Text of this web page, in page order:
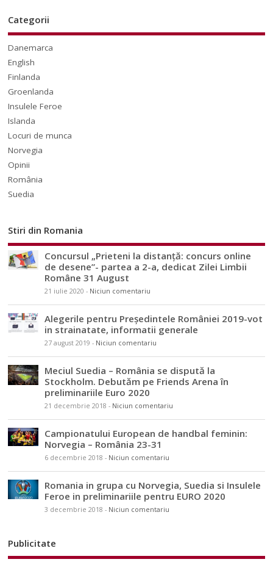
Categorii
Danemarca
English
Finlanda
Groenlanda
Insulele Feroe
Islanda
Locuri de munca
Norvegia
Opinii
România
Suedia
Stiri din Romania
Concursul „Prieteni la distanță: concurs online
de desene”- partea a 2-a, dedicat Zilei Limbii
Române 31 August
21 iulie 2020 - Niciun comentariu
Alegerile pentru Președintele României 2019-vot
in strainatate, informatii generale
27 august 2019 - Niciun comentariu
Meciul Suedia – România se dispută la
Stockholm. Debutăm pe Friends Arena în
preliminariile Euro 2020
21 decembrie 2018 - Niciun comentariu
Campionatului European de handbal feminin:
Norvegia – România 23-31
6 decembrie 2018 - Niciun comentariu
Romania in grupa cu Norvegia, Suedia si Insulele
Feroe in preliminariile pentru EURO 2020
3 decembrie 2018 - Niciun comentariu
Publicitate